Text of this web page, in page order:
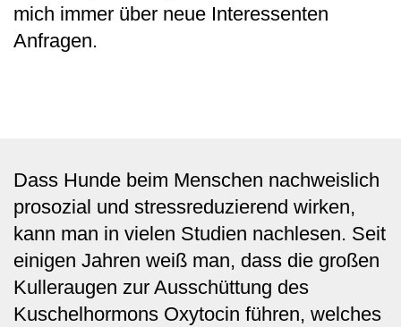
mich immer über neue Interessenten
Anfragen.
Dass Hunde beim Menschen nachweislich
prosozial und stressreduzierend wirken,
kann man in vielen Studien nachlesen. Seit
einigen Jahren weiß man, dass die großen
Kulleraugen zur Ausschüttung des
Kuschelhormons Oxytocin führen, welches